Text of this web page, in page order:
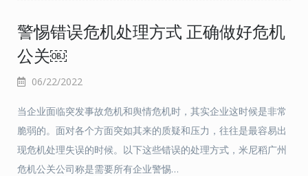
警惕错误危机处理方式 正确做好危机
公关￼
06/22/2022
当企业面临突发事故危机和舆情危机时，其实企业这时候是非常
脆弱的。面对各个方面突如其来的质疑和压力，往往是最容易出
现危机处理失误的时候。以下这些错误的处理方式，米尼稻广州
危机公关公司称是需要所有企业警惕…